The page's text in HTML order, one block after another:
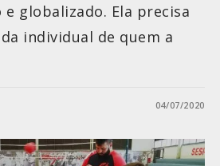
globalizado. Ela precisa
individual de quem a
04/07/2020